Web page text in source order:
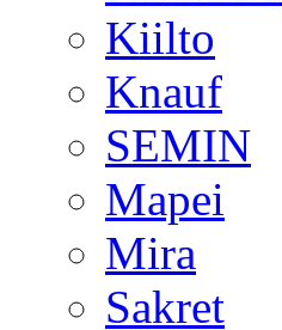
Kiilto
Knauf
SEMIN
Mapei
Mira
Sakret